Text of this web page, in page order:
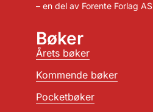
– en del av Forente Forlag AS
Bøker
Årets bøker
Kommende bøker
Pocketbøker